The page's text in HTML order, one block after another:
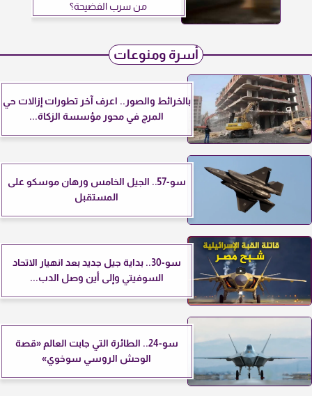
من سرب الفضيحة؟
أسرة ومنوعات
بالخرائط والصور.. اعرف آخر تطورات إزالات حي
المرج في محور مؤسسة الزكاة...
سو-57.. الجيل الخامس ورهان موسكو على
المستقبل
سو-30.. بداية جيل جديد بعد انهيار الاتحاد
السوفيتي وإلى أين وصل الدب...
سو-24.. الطائرة التي جابت العالم «قصة
الوحش الروسي سوخوي»